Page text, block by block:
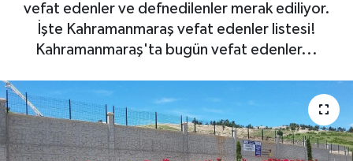
vefat edenler ve defnedilenler merak ediliyor.
İşte Kahramanmaraş vefat edenler listesi!
Kahramanmaraş'ta bugün vefat edenler...
Haberde İnsan
Magazin
Manşet Altı